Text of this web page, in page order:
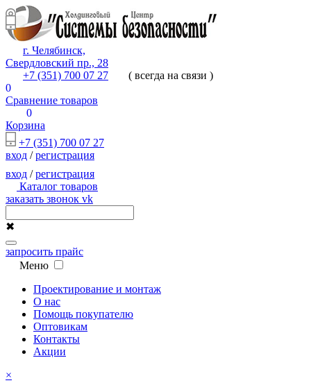
г. Челябинск,
Свердловский пр., 28
+7 (351) 700 07 27
( всегда на связи )
0
Сравнение товаров
0
Корзина
+7 (351) 700 07 27
вход /регистрация
вход /регистрация
Каталог товаров
заказать звонок vk
✖
запросить прайс
Меню
Проектирование и монтаж
О нас
Помощь покупателю
Оптовикам
Контакты
Акции
×